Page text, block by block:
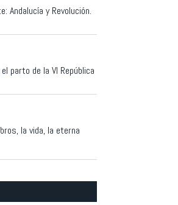
Andalucía y Revolución.
parto de la VI República
la vida, la eterna